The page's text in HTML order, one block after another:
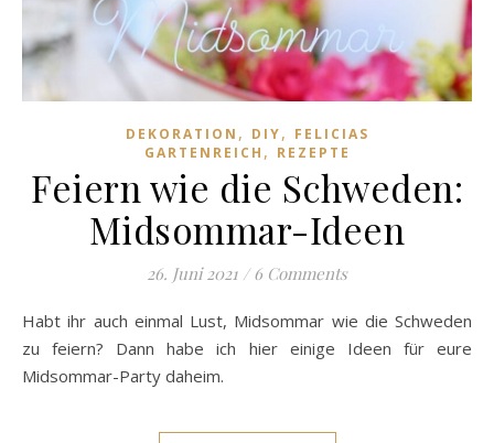
DEKORATION , DIY, FELICIAS
GARTENREICH , REZEPTE
Feiern wie die Schweden:
Midsommar-Ideen
26. Juni 2021 / 6 Comments
Habt ihr auch einmal Lust, Midsommar wie die Schweden
zu feiern? Dann habe ich hier einige Ideen für eure
Midsommar-Party daheim.